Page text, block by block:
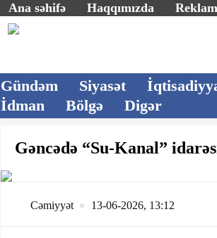
Ana səhifə Haqqımızda Reklam
Gündəm Siyasət
İdman
Bölgə Digər
Gəncədə “Su-Kanal”
Cəmiyyət 13-06-2026, 13:12